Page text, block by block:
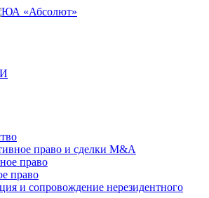
право и сделки M&A
право
право
и сопровождение нерезидентного